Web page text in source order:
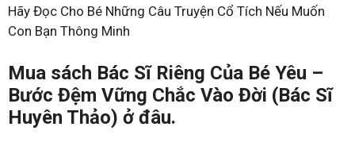
Hãy Đọc Cho Bé Những Câu Truyện Cổ Tích Nếu Muốn
Con Bạn Thông Minh
Mua sách Bác Sĩ Riêng Của Bé Yêu –
Bước Đệm Vững Chắc Vào Đời (Bác Sĩ
Huyên Thảo) ở đâu.